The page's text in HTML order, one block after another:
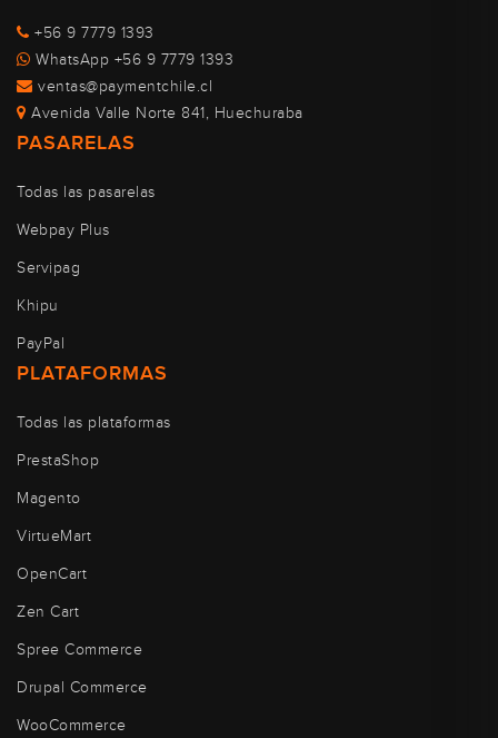
+56 9 7779 1393
WhatsApp +56 9 7779 1393
ventas@paymentchile.cl
Avenida Valle Norte 841, Huechuraba
PASARELAS
Todas las pasarelas
Webpay Plus
Servipag
Khipu
PayPal
PLATAFORMAS
Todas las plataformas
PrestaShop
Magento
VirtueMart
OpenCart
Zen Cart
Spree Commerce
Drupal Commerce
WooCommerce